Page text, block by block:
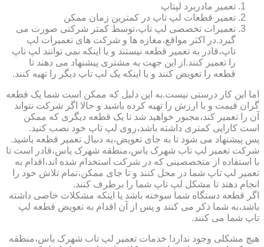
تعمیر مادربرد لپتاپ
تعمیر قطعات لپ تاپ در کمترین زمان ممکن
تعمیرات تخصصی لپ تاپ،توسط کمتر شرکتی صورت می
گیرد.در اکثر مواقع،مغازه ها و شرکت های تعمیرات لپ
تاپ،قادر به تعمیر قطعه نیستند و یا اینکه نمی توانند لپ تاپ
را تعمیر کنند.از این جهت به مشتری پیشنهاد می دهند تا
قطعه را تعویض کنند و یا اینکه یک لپ تاپ دیگر را تهیه کنند.
اما این کار درستی نیست.به این دلیل که ممکن است شما یک قطعه
گران قیمت و با ارزش را تهیه کرده باشید و حالا اگر شرکت نتواند
آن را تعمیر کند،مجبور خواهید شد تا یک قطعه دیگری که ممکن
است کارایی کمتری داشته باشد،روی لپ تاپ خود نصب کنید.
پس پیشنهاد می شود تا به جای تعویض،به دنبال تعمیر قطعه باشید.
شرکت تعمیر لپ تاب شهرک یاس،منطقه شهرک یاس،قادر است تا
با استفاده از متخصصینی که در شرکت استخدام شده اند،اقدام به
تعمیر لپ تاپ شما در محل کنند و تا جای ممکن،تمام تلاش خود را
انجام دهند تا مشکل لپ تاپ شما را برطرف کنند.
اگر قطعه دستگاه شما سوخته باشد یا اینکه مشکلات خاصی داشته
باشد،به شما ذکر می کنند و پس از آن اقدام به تعویض قطعه لپ
تاپ شما می کنند.
هیچ مشکلی وجود ندارد! خدمات تعمیر لپ تاب شهرک یاس،منطقه